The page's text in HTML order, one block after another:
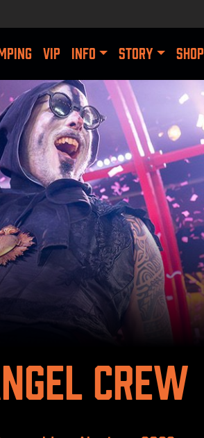
VIP INFO STORY SHOP
Crew